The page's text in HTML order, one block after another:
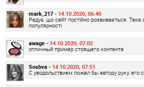
mark_217 - 14.10.2020, 06:40
Радує, що сайт постійно розвивається. Така
популярності.
awage - 14.10.2020, 07:02
отличный пример стоящего контента
Sosbva - 14.10.2020, 07:51
С уводольствием пожал бы автору руку, его